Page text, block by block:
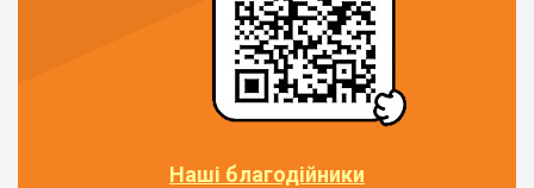
Наші благодійники